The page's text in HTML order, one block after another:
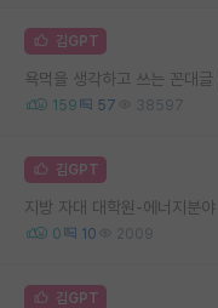
김GPT
욕먹을 생각하고 쓰는 꼰
159 57 38597
김GPT
지방 자대 대학원-에너지분
0 10 2009
김GPT